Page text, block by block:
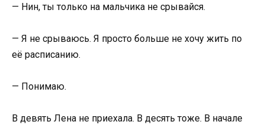
— Нин, ты только на мальчика не срывайся.
— Я не срываюсь. Я просто больше не хочу жить по
её расписанию.
— Понимаю.
В девять Лена не приехала. В десять тоже. В начале